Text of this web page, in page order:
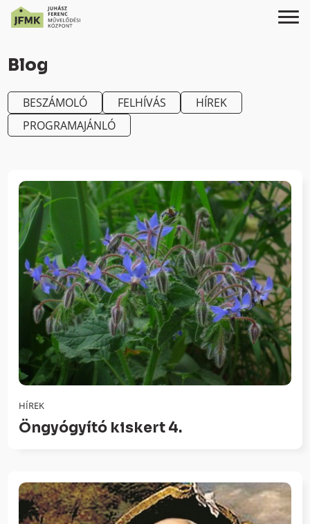
to
Content
navigációhoz
Blog
BESZÁMOLÓ FELHÍVÁS
HÍREK
PROGRAMAJÁNLÓ
HÍREK
Öngyógyító kiskert 4.